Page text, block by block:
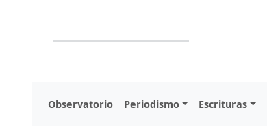
Observatorio Periodismo Escrituras